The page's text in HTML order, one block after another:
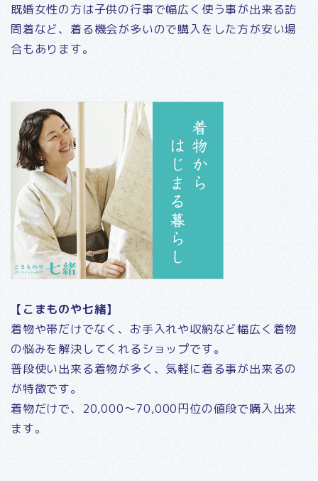
既婚女性の方は子供の行事で幅広く使う事が出来る訪
問着など、着る機会が多いので購入をした方が安い場
合もあります。
【こまものや七緒】
着物や帯だけでなく、お手入れや収納など幅広く着物
の悩みを解決してくれるショップです。
普段使い出来る着物が多く、気軽に着る事が出来るの
が特徴です。
着物だけで、20,000〜70,000円位の値段で購入出来
ます。